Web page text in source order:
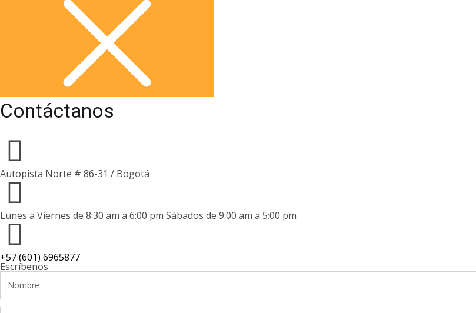
Contáctanos
Autopista Norte # 86-31 / Bogotá
Lunes a Viernes de 8:30 am a 6:00 pm Sábados de 9:00 am a 5:00 pm
+57 (601) 6965877
Escríbenos